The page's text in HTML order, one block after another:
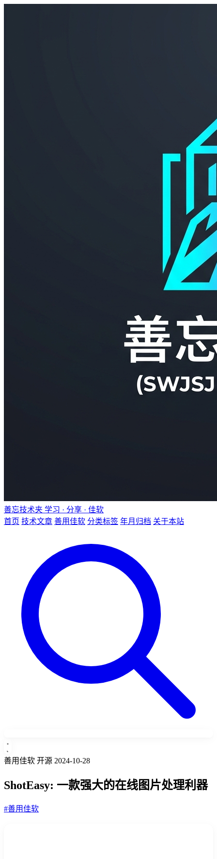
善忘技术夹 学习 · 分享 · 佳软
首页 技术文章 善用佳软 分类标签 年月归档 关于本站
善用佳软 开源 2024-10-28
ShotEasy: 一款强大的在线图片处理利器
#善用佳软